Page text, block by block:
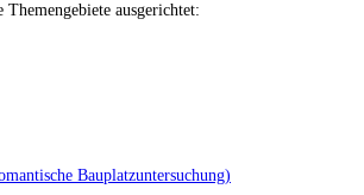
ausgerichtet:
Bauplatzuntersuchung)